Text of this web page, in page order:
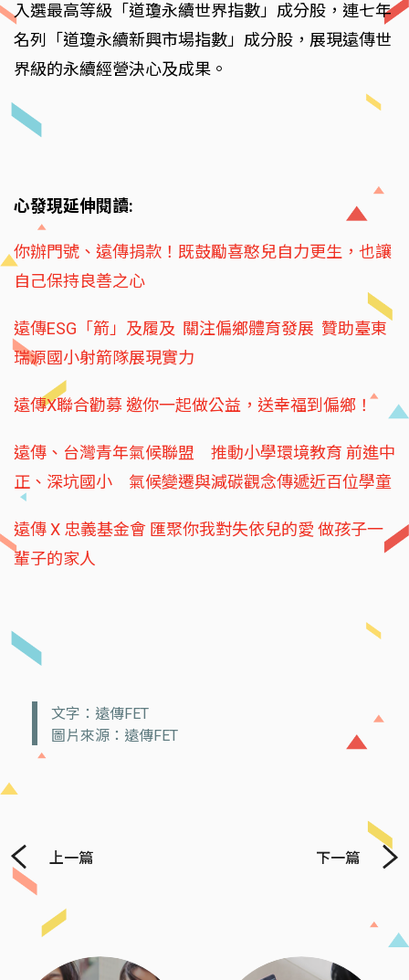
入選最高等級「道瓊永續世界指數」成分股，連七年
名列「道瓊永續新興市場指數」成分股，展現遠傳世
界級的永續經營決心及成果。
心發現延伸閱讀:
你辦門號、遠傳捐款！既鼓勵喜憨兒自力更生，也讓
自己保持良善之心
遠傳ESG「箭」及履及 關注偏鄉體育發展 贊助臺東
瑞源國小射箭隊展現實力
遠傳X聯合勸募 邀你一起做公益，送幸福到偏鄉！
遠傳、台灣青年氣候聯盟 推動小學環境教育 前進中
正、深坑國小 氣候變遷與減碳觀念傳遞近百位學童
遠傳 X 忠義基金會 匯聚你我對失依兒的愛 做孩子一
輩子的家人
文字：遠傳FET
圖片來源：遠傳FET
上一篇 下一篇